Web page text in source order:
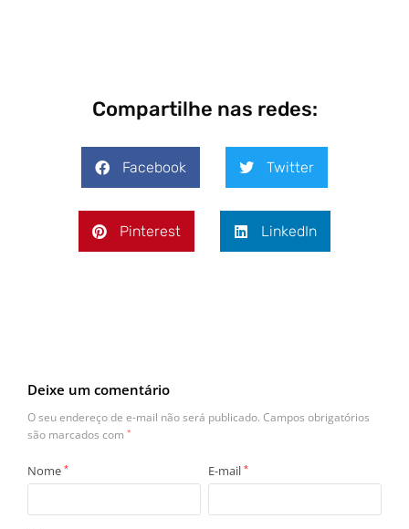
Compartilhe nas redes:
Facebook Twitter
Pinterest LinkedIn
Deixe um comentário
O seu endereço de e-mail não será publicado. Campos obrigatórios
são marcados com *
Nome * E-mail *